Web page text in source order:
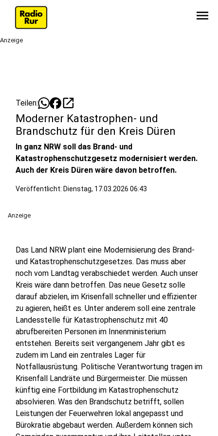
menu
Anzeige
Teilen: open_in_new
Moderner Katastrophen- und
Brandschutz für den Kreis Düren
In ganz NRW soll das Brand- und
Katastrophenschutzgesetz modernisiert werden.
Auch der Kreis Düren wäre davon betroffen.
Veröffentlicht: Dienstag, 17.03.2026 06:43
Anzeige
Das Land NRW plant eine Modernisierung des Brand-
und Katastrophenschutzgesetzes. Das muss aber
noch vom Landtag verabschiedet werden. Auch unser
Kreis wäre dann betroffen. Das neue Gesetz solle
darauf abzielen, im Krisenfall schneller und effizienter
zu agieren, heißt es. Unter anderem soll eine zentrale
Landesstelle für Katastrophenschutz mit 40
abrufbereiten Personen im Innenministerium
entstehen. Bereits seit vergangenem Jahr gibt es
zudem im Land ein zentrales Lager für
Notfallausrüstung. Politische Verantwortung tragen im
Krisenfall Landräte und Bürgermeister. Die müssen
künftig eine Fortbildung im Katastrophenschutz
absolvieren. Was den Brandschutz betrifft, sollen
Leistungen der Feuerwehren lokal angepasst und
Bürokratie abgebaut werden. Außerdem können sich